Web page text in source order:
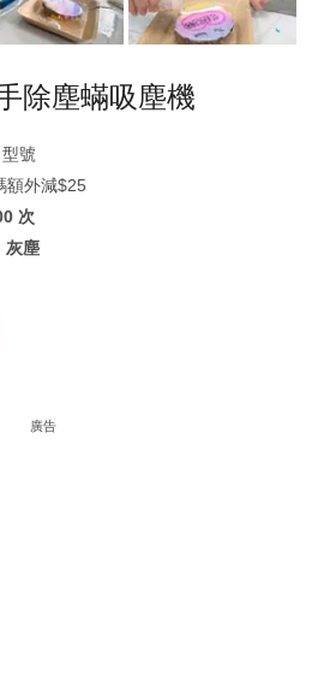
除塵蟎吸塵機
號
額外減$25
次
灰塵
廣告